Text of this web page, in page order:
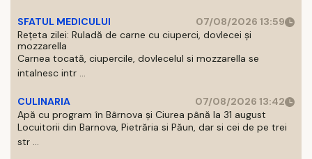
SFATUL MEDICULUI
07/08/2026 13:59
Rețeta zilei: Ruladă de carne cu ciuperci, dovlecei și
mozzarella
Carnea tocată, ciupercile, dovlecelul si mozzarella se
intalnesc intr ...
CULINARIA
07/08/2026 13:42
Apă cu program în Bârnova și Ciurea până la 31 august
Locuitorii din Barnova, Pietrăria si Păun, dar si cei de pe trei
str ...